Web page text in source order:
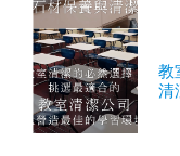
教
清